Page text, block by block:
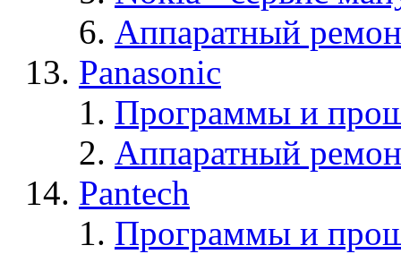
Аппаратный
Panasonic
Программы и
Аппаратный
Pantech
Программы и